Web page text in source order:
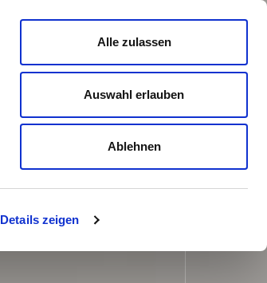
Details zeigen
Alle zulassen
Auswahl erlauben
Ablehnen